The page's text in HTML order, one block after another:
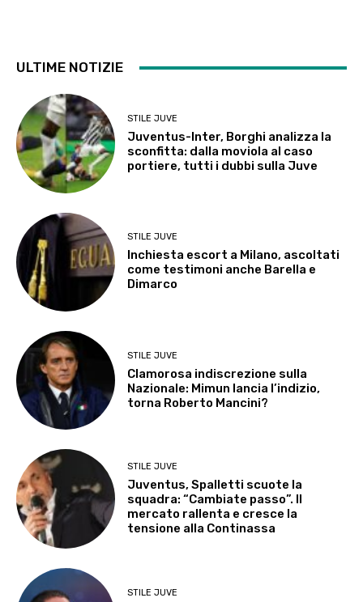
ULTIME NOTIZIE
STILE JUVE
Juventus-Inter, Borghi analizza la
sconfitta: dalla moviola al caso
portiere, tutti i dubbi sulla Juve
STILE JUVE
Inchiesta escort a Milano, ascoltati
come testimoni anche Barella e
Dimarco
STILE JUVE
Clamorosa indiscrezione sulla
Nazionale: Mimun lancia l’indizio,
torna Roberto Mancini?
STILE JUVE
Juventus, Spalletti scuote la
squadra: “Cambiate passo”. Il
mercato rallenta e cresce la
tensione alla Continassa
STILE JUVE